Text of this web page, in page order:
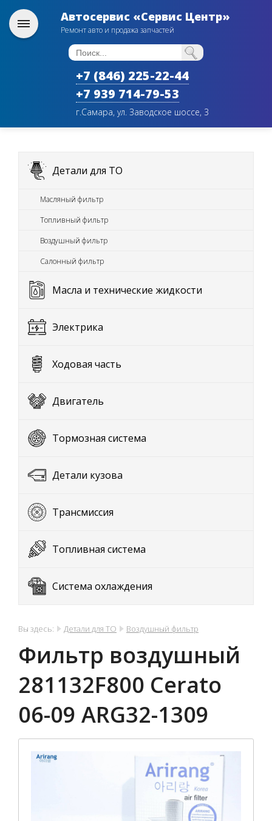
Автосервис «Сервис Центр»
Ремонт авто и продажа запчастей
+7 (846) 225-22-44
+7 939 714-79-53
г.Самара, ул. Заводское шоссе, 3
Детали для ТО
Масляный фильтр
Топливный фильтр
Воздушный фильтр
Салонный фильтр
Масла и технические жидкости
Электрика
Ходовая часть
Двигатель
Тормозная система
Детали кузова
Трансмиссия
Топливная система
Система охлаждения
Вы здесь: Детали для ТО Воздушный фильтр
Фильтр воздушный
281132F800 Cerato
06-09 ARG32-1309